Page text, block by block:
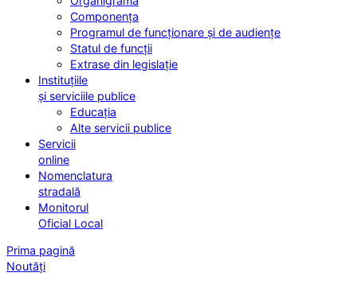
Componența
Programul de funcționare și de audiențe
Statul de funcții
Extrase din legislație
Instituțiile
și serviciile publice
Educația
Alte servicii publice
Servicii
online
Nomenclatura
stradală
Monitorul
Oficial Local
Prima pagină
Noutăți